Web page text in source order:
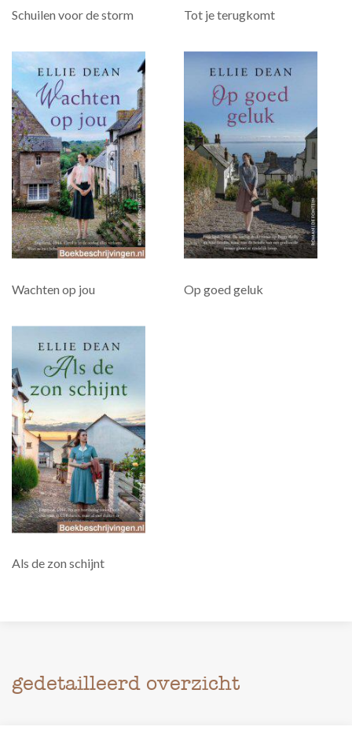
Schuilen voor de storm Tot je terugkomt
Wachten op jou Op goed geluk
Als de zon schijnt
gedetailleerd overzicht